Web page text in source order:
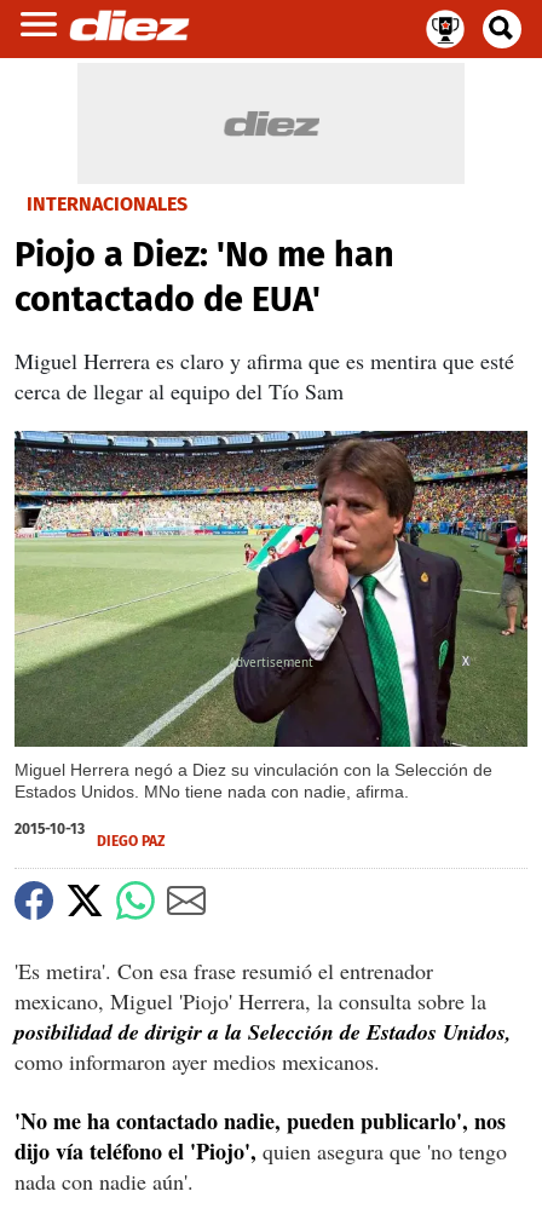
INTERNACIONALES
Piojo a Diez: 'No me han
contactado de EUA'
Miguel Herrera es claro y afirma que es mentira que esté
cerca de llegar al equipo del Tío Sam
Miguel Herrera negó a Diez su vinculación con la Selección de
Estados Unidos. MNo tiene nada con nadie, afirma.
X
2015-10-13
DIEGO PAZ
'Es metira'. Con esa frase resumió el entrenador
mexicano, Miguel 'Piojo' Herrera, la consulta sobre la
posibilidad de dirigir a la Selección de Estados Unidos,
como informaron ayer medios mexicanos.
'No me ha contactado nadie, pueden publicarlo', nos
dijo vía teléfono el 'Piojo', quien asegura que 'no tengo
nada con nadie aún'.